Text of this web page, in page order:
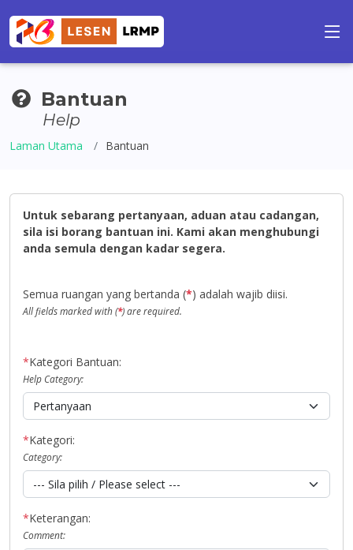
Bantuan
Help
Laman Utama Bantuan
Untuk sebarang pertanyaan, aduan atau cadangan,
sila isi borang bantuan ini. Kami akan menghubungi
anda semula dengan kadar segera.
Semua ruangan yang bertanda (*) adalah wajib diisi.
All fields marked with (*) are required.
*Kategori Bantuan:
Help Category:
*Kategori:
Category:
*Keterangan:
Comment: